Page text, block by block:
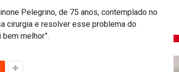
Pelegrino, de 75 anos, contemplado no
cirurgia e resolver esse problema do
melhor”.